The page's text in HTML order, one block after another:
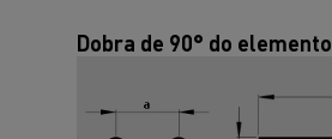
Dobra de 90° do elemento